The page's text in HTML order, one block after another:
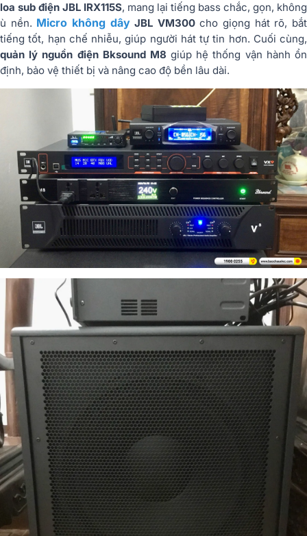
loa sub điện JBL IRX115S, mang lại tiếng bass chắc, gọn, không
ù nền. Micro không dâyJBL VM300cho giọng hát rõ, bắt
tiếng tốt, hạn chế nhiễu, giúp người hát tự tin hơn. Cuối cùng,
quản lý nguồn điện Bksound M8 giúp hệ thống vận hành ổn
định, bảo vệ thiết bị và nâng cao độ bền lâu dài.